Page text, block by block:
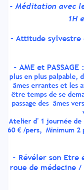
- Méditation avec
1H
- Attitude sylvestre
- AME et PASSAGE :
plus en plus palpable,
âmes errantes et les
être temps de se
passage des âmes
Atelier d' 1 journée de
60 € /pers, Minimum
- Révéler son Etre
roue de médecine